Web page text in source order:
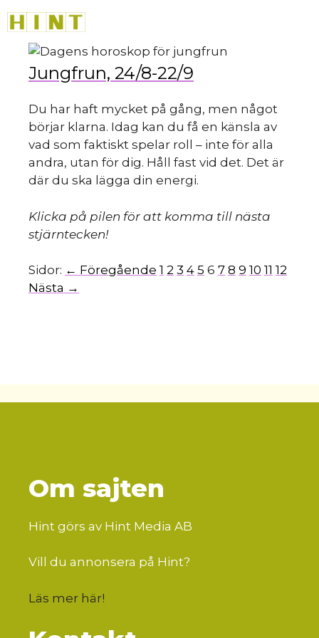
till
innehåll
Jungfrun, 24/8-22/9
Du har haft mycket på gång, men något
börjar klarna. Idag kan du få en känsla av
vad som faktiskt spelar roll – inte för alla
andra, utan för dig. Håll fast vid det. Det är
där du ska lägga din energi.
Klicka på pilen för att komma till nästa
stjärntecken!
Sidor: ← Föregående 1 2 3 4 5 6 7 8 9 10 11 12
Nästa →
Om sajten
Hint görs av Hint Media AB
Vill du annonsera på Hint?
Läs mer här!